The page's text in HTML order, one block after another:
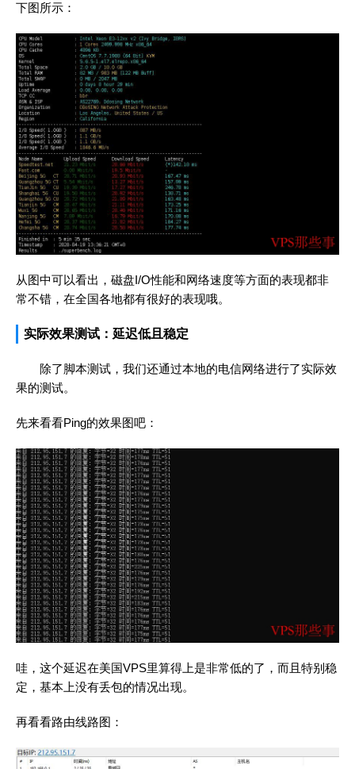
下图所示：
从图中可以看出，磁盘I/O性能和网络速度等方面的表现都非
常不错，在全国各地都有很好的表现哦。
实际效果测试：延迟低且稳定
除了脚本测试，我们还通过本地的电信网络进行了实际效
果的测试。
先来看看Ping的效果图吧：
哇，这个延迟在美国VPS里算得上是非常低的了，而且特别稳
定，基本上没有丢包的情况出现。
再看看路由线路图：